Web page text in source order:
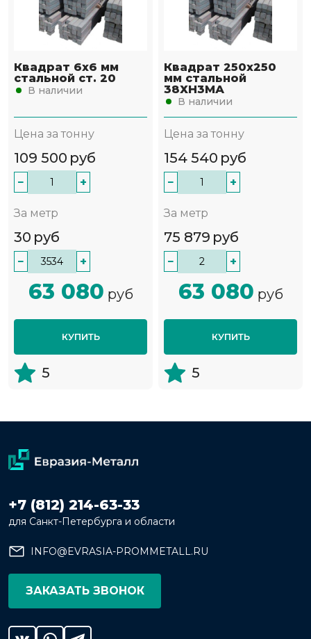
Квадрат 6х6 мм
стальной ст. 20
В наличии
Цена за тонну
109 500 руб
− +
За метр
30 руб
− +
63 080 руб
КУПИТЬ
5
Квадрат 250х250
мм стальной
38ХН3МА
В наличии
Цена за тонну
154 540 руб
− +
За метр
75 879 руб
− +
63 080 руб
КУПИТЬ
5
+7 (812) 214-63-33
для Санкт-Петербурга и области
INFO@EVRASIA-PROMMETALL.RU
ЗАКАЗАТЬ ЗВОНОК